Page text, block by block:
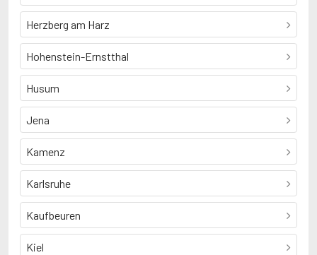
Herzberg am Harz
Hohenstein-Ernstthal
Husum
Jena
Kamenz
Karlsruhe
Kaufbeuren
Kiel